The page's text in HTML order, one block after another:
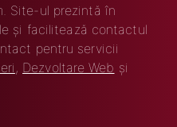
Site-ul prezintă în
și facilitează contactul
pentru servicii
, Dezvoltare Web și